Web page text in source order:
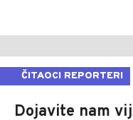
ČITAOCI REPORTERI
Dojavite nam